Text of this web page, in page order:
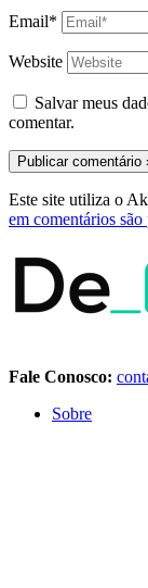
Email*
Website
Salvar meus
comentar.
Este site utiliza o
em comentários são
Fale Conosco:
Sobre